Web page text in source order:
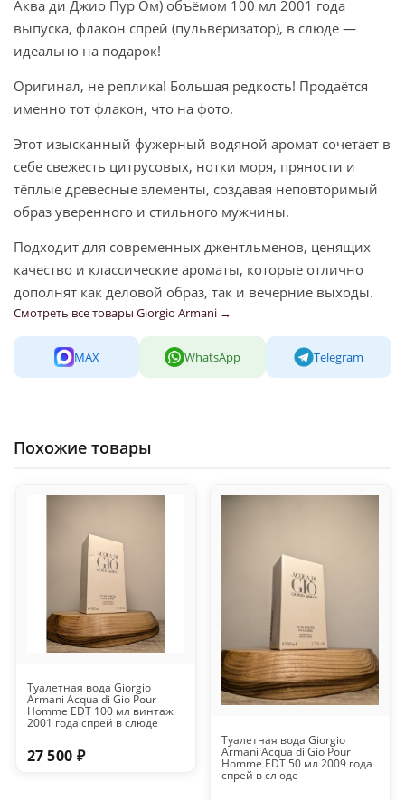
Аква ди Джио Пур Ом) объёмом 100 мл 2001 года
выпуска, флакон спрей (пульверизатор), в слюде —
идеально на подарок!
Оригинал, не реплика! Большая редкость! Продаётся
именно тот флакон, что на фото.
Этот изысканный фужерный водяной аромат сочетает в
себе свежесть цитрусовых, нотки моря, пряности и
тёплые древесные элементы, создавая неповторимый
образ уверенного и стильного мужчины.
Подходит для современных джентльменов, ценящих
качество и классические ароматы, которые отлично
дополнят как деловой образ, так и вечерние выходы.
Смотреть все товары Giorgio Armani →
MAX WhatsApp Telegram
Похожие товары
Туалетная вода Giorgio
Armani Acqua di Gio Pour
Homme EDT 100 мл винтаж
2001 года спрей в слюде
27 500 ₽
Туалетная вода Giorgio
Armani Acqua di Gio Pour
Homme EDT 50 мл 2009 года
спрей в слюде